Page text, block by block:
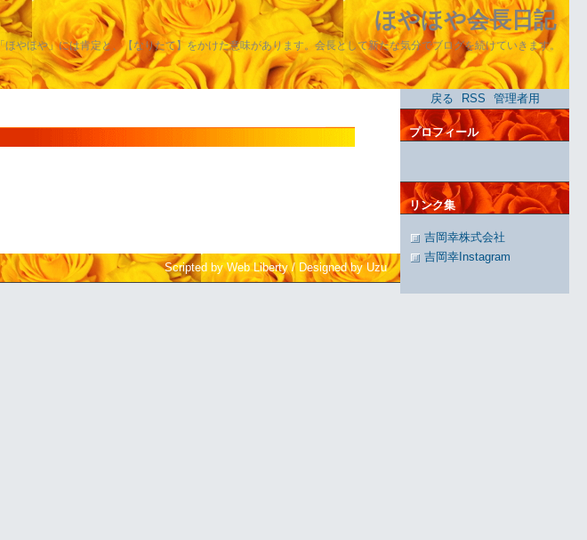
ほやほや会長日記
「ほやほや」には肯定と、【なりたて】をかけた意味があります。会長として新たな気分でブログを続けていきます。
戻る RSS 管理者用
プロフィール
リンク集
吉岡幸株式会社
吉岡幸Instagram
Scripted by Web Liberty/ Designed by Uzu